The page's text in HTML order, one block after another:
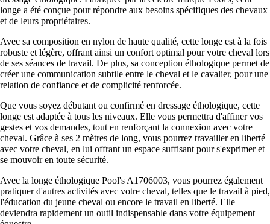
longe a été conçue pour répondre aux besoins spécifiques des chevaux
et de leurs propriétaires.
Avec sa composition en nylon de haute qualité, cette longe est à la fois
robuste et légère, offrant ainsi un confort optimal pour votre cheval lors
de ses séances de travail. De plus, sa conception éthologique permet de
créer une communication subtile entre le cheval et le cavalier, pour une
relation de confiance et de complicité renforcée.
Que vous soyez débutant ou confirmé en dressage éthologique, cette
longe est adaptée à tous les niveaux. Elle vous permettra d'affiner vos
gestes et vos demandes, tout en renforçant la connexion avec votre
cheval. Grâce à ses 2 mètres de long, vous pourrez travailler en liberté
avec votre cheval, en lui offrant un espace suffisant pour s'exprimer et
se mouvoir en toute sécurité.
Avec la longe éthologique Pool's A1706003, vous pourrez également
pratiquer d'autres activités avec votre cheval, telles que le travail à pied,
l'éducation du jeune cheval ou encore le travail en liberté. Elle
deviendra rapidement un outil indispensable dans votre équipement